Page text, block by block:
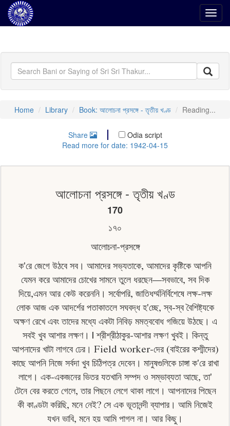
Home Library Book: আলোচনা প্রসঙ্গে - তৃতীয় খণ্ড Reading...
Share
Odia script
Read more for date: 1942-04-15
আলোচনা প্রসঙ্গে - তৃতীয় খণ্ড
170
১৭০
আলােচনা-প্রসঙ্গে
ক'রে জেগে উঠবে সব। আমাদের সভ্যতাকে, আমাদের কৃষ্টিকে আপনি
যেমন করে আমাদের চোখের সামনে তুলে ধরছেন—সবভাবে, সব দিক
দিয়ে,এমন আর কেউ করেননি। সর্বোপরি, জাতিধৰ্ম্মনির্বিশেষে লক্ষ-লক্ষ
লােক আজ এক আদর্শের পতাকাতলে সঘবদ্ধ হ'চ্ছে, স্ব-স্ব বৈশিষ্ট্যকে
অক্ষণ রেখে এবং তাদের মধ্যে একটা নিবিড় মমত্ববােধ গজিয়ে উঠছে। এ
সবই খুব আশার লক্ষণ। | শ্রীশ্রীঠাকুর-আশার লক্ষণ খুবই। কিন্তু
আপনাদের খাটা লাগবে ঢের। Field worker-দের (বাইরের কশ্মীদের)
কাছে আপনি নিজে সর্বদা খুব চিঠিপত্র দেবেন। মানুষগুলিকে চাঙ্গা ক'রে রাখা
লাগে। এক-একজনের ভিতর যতখানি সম্পদ ও সম্ভাব্যতা আছে, তা'
টেনে বের করতে গেলে, তার পিছনে লেগে থাকা লাগে। আপনাদের পিছেন
কী কাণ্ডটা করিছি, মনে নেই? সে এক ভূতানন্দী ব্যাপার। আমি নিজেই
যখন ভাবি, মনে হয় আমি পাগল না। আর কিছু।